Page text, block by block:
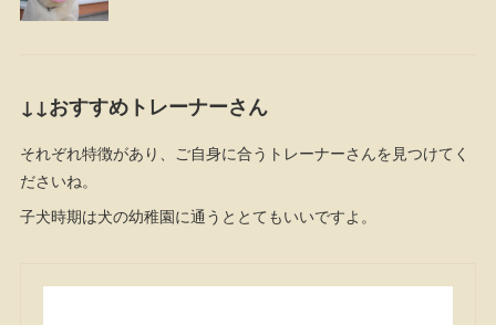
↓↓おすすめトレーナーさん
それぞれ特徴があり、ご自身に合うトレーナーさんを見つけてく
ださいね。
子犬時期は犬の幼稚園に通うととてもいいですよ。